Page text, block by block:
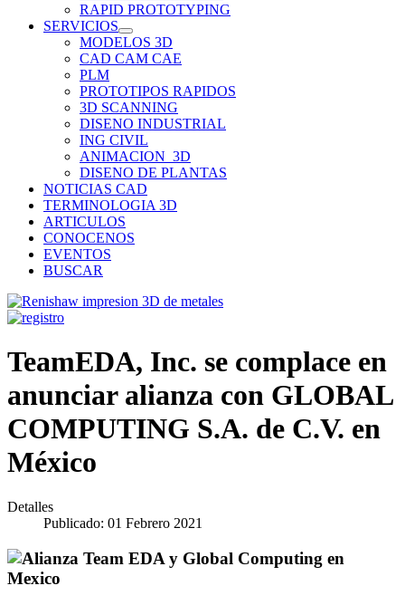
RAPID PROTOTYPING
SERVICIOS
MODELOS 3D
CAD CAM CAE
PLM
PROTOTIPOS RAPIDOS
3D SCANNING
DISENO INDUSTRIAL
ING CIVIL
ANIMACION_3D
DISENO DE PLANTAS
NOTICIAS CAD
TERMINOLOGIA 3D
ARTICULOS
CONOCENOS
EVENTOS
BUSCAR
TeamEDA, Inc. se complace en
anunciar alianza con GLOBAL
COMPUTING S.A. de C.V. en
México
Detalles
Publicado: 01 Febrero 2021